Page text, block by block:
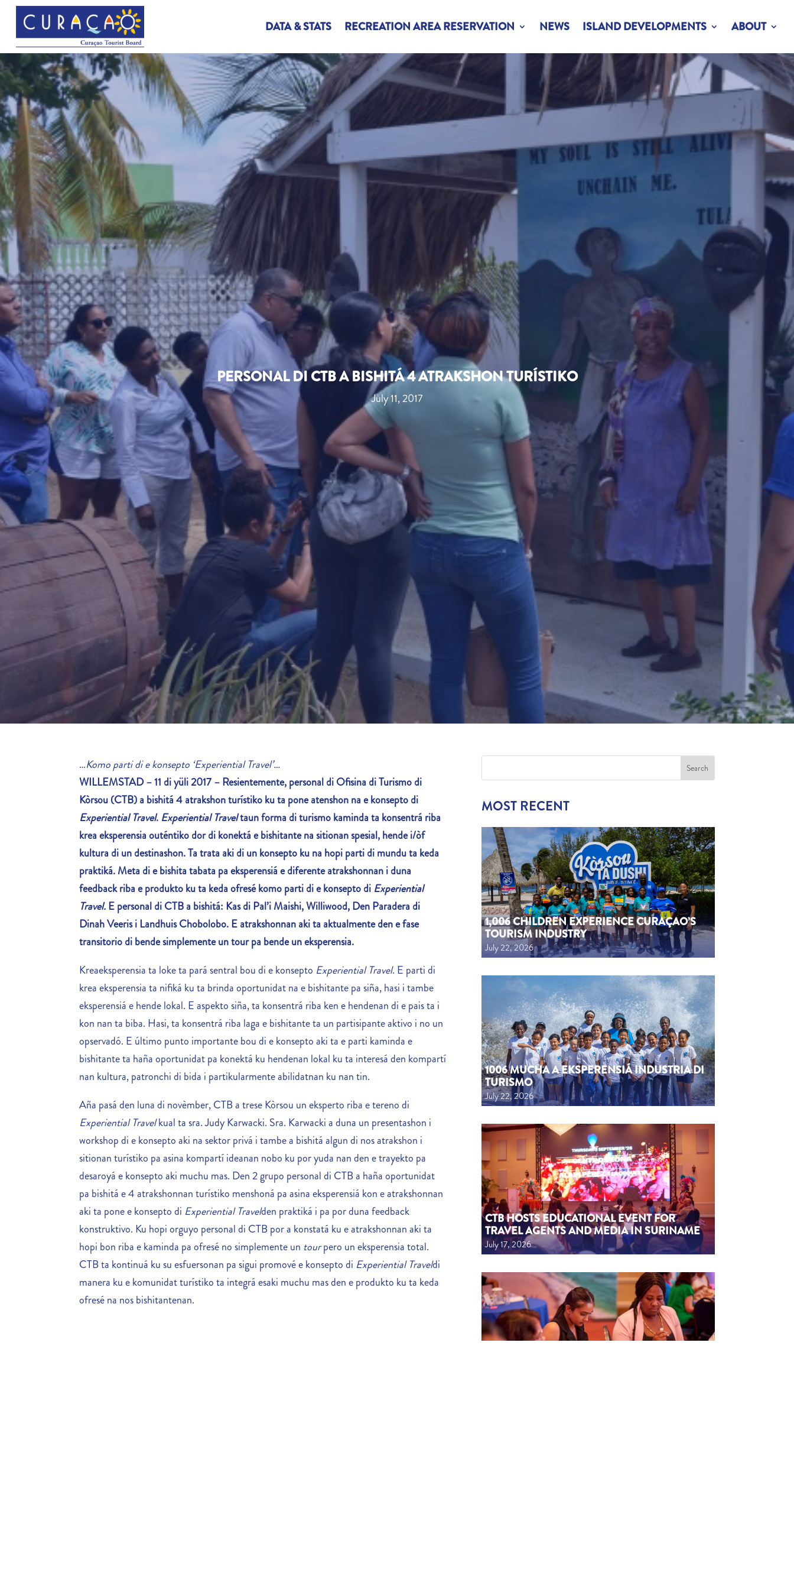
DATA & STATS RECREATION AREA RESERVATION NEWS ISLAND DEVELOPMENTS ABOUT
PERSONAL DI CTB A BISHITÁ 4 ATRAKSHON TURÍSTIKO
July 11, 2017
…Komo parti di e konsepto ‘Experiential Travel’…
WILLEMSTAD – 11 di yüli 2017 – Resientemente, personal di Ofisina di Turismo di
Kòrsou (CTB) a bishitá 4 atrakshon turístiko ku ta pone atenshon na e konsepto di
Experiential Travel. Experiential Traveltaun forma di turismo kaminda ta konsentrá riba
krea eksperensia outéntiko dor di konektá e bishitante na sitionan spesial, hende i/òf
kultura di un destinashon. Ta trata aki di un konsepto ku na hopi parti di mundu ta keda
praktiká. Meta di e bishita tabata pa eksperensiá e diferente atrakshonnan i duna
feedback riba e produkto ku ta keda ofresé komo parti di e konsepto di Experiential
Travel.E personal di CTB a bishitá: Kas di Pal’i Maishi, Williwood, Den Paradera di
Dinah Veeris i Landhuis Chobolobo. E atrakshonnan aki ta aktualmente den e fase
transitorio di bende simplemente un tour pa bende un eksperensia.
Kreaeksperensia ta loke ta pará sentral bou di e konsepto Experiential Travel. E parti di
krea eksperensia ta nifiká ku ta brinda oportunidat na e bishitante pa siña, hasi i tambe
eksperensiá e hende lokal. E aspekto siña, ta konsentrá riba ken e hendenan di e pais ta i
kon nan ta biba. Hasi, ta konsentrá riba laga e bishitante ta un partisipante aktivo i no un
opservadó. E último punto importante bou di e konsepto aki ta e parti kaminda e
bishitante ta haña oportunidat pa konektá ku hendenan lokal ku ta interesá den kompartí
nan kultura, patronchi di bida i partikularmente abilidatnan ku nan tin.
Aña pasá den luna di novèmber, CTB a trese Kòrsou un eksperto riba e tereno di
Experiential Travelkual ta sra. Judy Karwacki. Sra. Karwacki a duna un presentashon i
workshop di e konsepto aki na sektor privá i tambe a bishitá algun di nos atrakshon i
sitionan turístiko pa asina kompartí ideanan nobo ku por yuda nan den e trayekto pa
desaroyá e konsepto aki muchu mas. Den 2 grupo personal di CTB a haña oportunidat
pa bishitá e 4 atrakshonnan turístiko menshoná pa asina eksperensiá kon e atrakshonnan
aki ta pone e konsepto di Experiential Travelden praktiká i pa por duna feedback
konstruktivo. Ku hopi orguyo personal di CTB por a konstatá ku e atrakshonnan aki ta
hopi bon riba e kaminda pa ofresé no simplemente un tourpero un eksperensia total.
CTB ta kontinuá ku su esfuersonan pa sigui promové e konsepto di Experiential Traveldi
manera ku e komunidat turístiko ta integrá esaki muchu mas den e produkto ku ta keda
ofresé na nos bishitantenan.
MOST RECENT
1,006 CHILDREN EXPERIENCE CURAÇAO’S
TOURISM INDUSTRY
July 22, 2026
1006 MUCHA A EKSPERENSIÁ INDUSTRIA DI
TURISMO
July 22, 2026
CTB HOSTS EDUCATIONAL EVENT FOR
TRAVEL AGENTS AND MEDIA IN SURINAME
July 17, 2026